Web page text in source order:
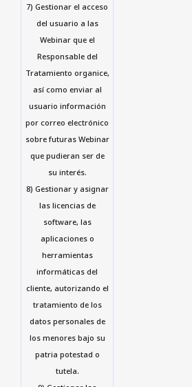
7) Gestionar el acceso
del usuario a las
Webinar que el
Responsable del
Tratamiento organice,
así como enviar al
usuario información
por correo electrónico
sobre futuras Webinar
que pudieran ser de
su interés.
8) Gestionar y asignar
las licencias de
software, las
aplicaciones o
herramientas
informáticas del
cliente, autorizando el
tratamiento de los
datos personales de
los menores bajo su
patria potestad o
tutela.